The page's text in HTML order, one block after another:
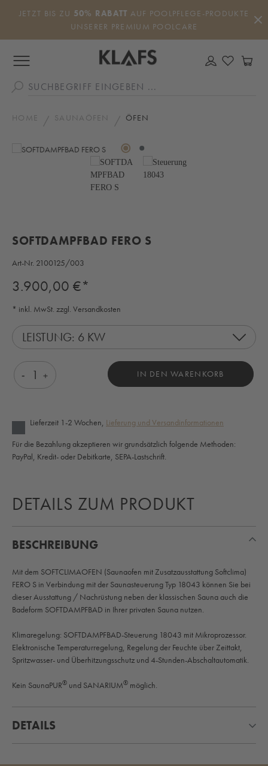
Zum Hauptinhalt springen
JETZT BIS ZU 50% RABATT AUF POOLPFLEGE-PRODUKTE
UNSERER PREMIUM POOLCARE
DU
HOME SAUNAÖFEN ÖFEN
Bildergalerie überspringen
SOFTDAMPFBAD FERO S
Art-Nr. 2100125/003
Regulärer Preis:
3.900,00 €*
* inkl. MwSt. zzgl. Versandkosten
LEISTUNG: 6 KW
Produkt Anzahl: Gib den gewünschten Wert ein
IN DEN WARENKORB
Lieferzeit 1-2 Wochen, Lieferung und Versandinformationen
Für die Bezahlung akzeptieren wir grundsätzlich folgende Methoden:
PayPal, Kredit- oder Debitkarte, SEPA-Lastschrift.
DETAILS ZUM PRODUKT
BESCHREIBUNG
Mit dem SOFTCLIMAOFEN (Saunaofen mit Zusatzausstattung Softclima)
FERO S in Verbindung mit der Saunasteuerung Typ 18043 können Sie bei
dieser Ausstattung / Nachrüstung neben der klassischen Sauna auch die
Badeform SOFTDAMPFBAD in Ihrer privaten Sauna nutzen.
Klimaregelung: SOFTDAMPFBAD-Steuerung 18043 mit Mikroprozessor.
Elektronische Temperaturregelung, Regelung der Feuchte über Zeittakt,
Spritzwasser- und Überhitzungsschutz und 4-Stunden-Abschaltautomatik.
Kein SaunaPUR® und SANARIUM® möglich.
DETAILS